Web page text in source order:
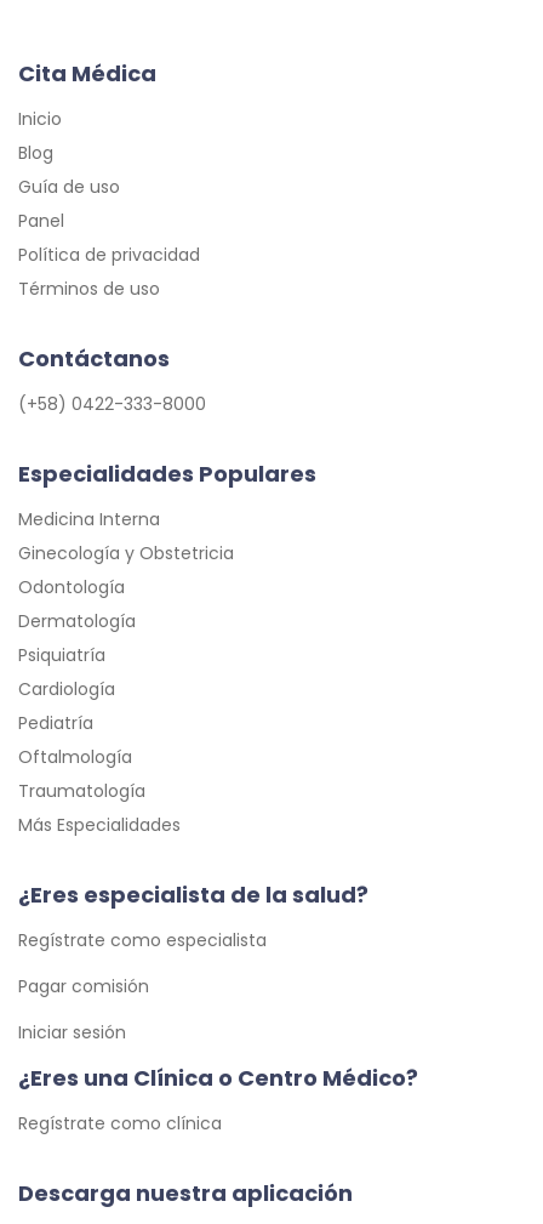
Cita Médica
Inicio
Blog
Guía de uso
Panel
Política de privacidad
Términos de uso
Contáctanos
(+58) 0422-333-8000
Especialidades Populares
Medicina Interna
Ginecología y Obstetricia
Odontología
Dermatología
Psiquiatría
Cardiología
Pediatría
Oftalmología
Traumatología
Más Especialidades
¿Eres especialista de la salud?
Regístrate como especialista
Pagar comisión
Iniciar sesión
¿Eres una Clínica o Centro Médico?
Regístrate como clínica
Descarga nuestra aplicación